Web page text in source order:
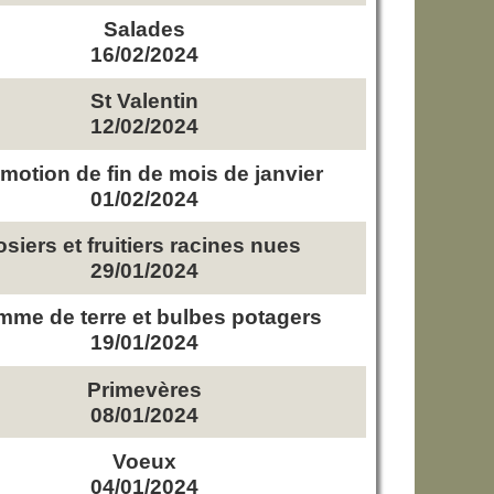
Salades
16/02/2024
St Valentin
12/02/2024
de fin de mois de janvier
01/02/2024
et fruitiers racines nues
29/01/2024
de terre et bulbes potagers
19/01/2024
Primevères
08/01/2024
Voeux
04/01/2024